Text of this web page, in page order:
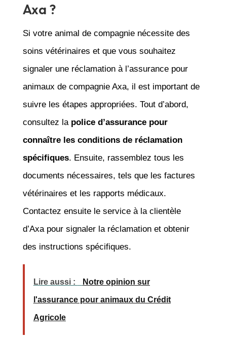
Axa ?
Si votre animal de compagnie nécessite des
soins vétérinaires et que vous souhaitez
signaler une réclamation à l’assurance pour
animaux de compagnie Axa, il est important de
suivre les étapes appropriées. Tout d’abord,
consultez la police d’assurance pour
connaître les conditions de réclamation
spécifiques. Ensuite, rassemblez tous les
documents nécessaires, tels que les factures
vétérinaires et les rapports médicaux.
Contactez ensuite le service à la clientèle
d’Axa pour signaler la réclamation et obtenir
des instructions spécifiques.
Lire aussi : Notre opinion sur
l'assurance pour animaux du Crédit
Agricole